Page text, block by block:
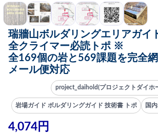
瑞牆山ボルダリングエリアガイ
全クライマー必読トポ ※
全169個の岩と569課題を完全
メール便対応
project_daihold(プロジェクトダイホ
岩場ガイド ボルダリングガイド 技術書 トポ 国
4,074円